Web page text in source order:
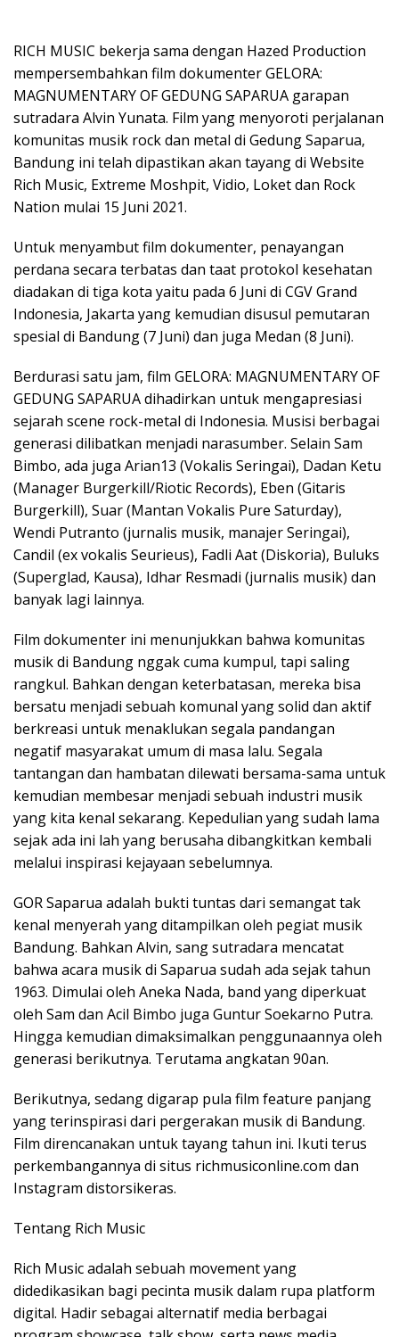
RICH MUSIC bekerja sama dengan Hazed Production
mempersembahkan film dokumenter GELORA:
MAGNUMENTARY OF GEDUNG SAPARUA garapan
sutradara Alvin Yunata. Film yang menyoroti perjalanan
komunitas musik rock dan metal di Gedung Saparua,
Bandung ini telah dipastikan akan tayang di Website
Rich Music, Extreme Moshpit, Vidio, Loket dan Rock
Nation mulai 15 Juni 2021.
Untuk menyambut film dokumenter, penayangan
perdana secara terbatas dan taat protokol kesehatan
diadakan di tiga kota yaitu pada 6 Juni di CGV Grand
Indonesia, Jakarta yang kemudian disusul pemutaran
spesial di Bandung (7 Juni) dan juga Medan (8 Juni).
Berdurasi satu jam, film GELORA: MAGNUMENTARY OF
GEDUNG SAPARUA dihadirkan untuk mengapresiasi
sejarah scene rock-metal di Indonesia. Musisi berbagai
generasi dilibatkan menjadi narasumber. Selain Sam
Bimbo, ada juga Arian13 (Vokalis Seringai), Dadan Ketu
(Manager Burgerkill/Riotic Records), Eben (Gitaris
Burgerkill), Suar (Mantan Vokalis Pure Saturday),
Wendi Putranto (jurnalis musik, manajer Seringai),
Candil (ex vokalis Seurieus), Fadli Aat (Diskoria), Buluks
(Superglad, Kausa), Idhar Resmadi (jurnalis musik) dan
banyak lagi lainnya.
Film dokumenter ini menunjukkan bahwa komunitas
musik di Bandung nggak cuma kumpul, tapi saling
rangkul. Bahkan dengan keterbatasan, mereka bisa
bersatu menjadi sebuah komunal yang solid dan aktif
berkreasi untuk menaklukan segala pandangan
negatif masyarakat umum di masa lalu. Segala
tantangan dan hambatan dilewati bersama-sama untuk
kemudian membesar menjadi sebuah industri musik
yang kita kenal sekarang. Kepedulian yang sudah lama
sejak ada ini lah yang berusaha dibangkitkan kembali
melalui inspirasi kejayaan sebelumnya.
GOR Saparua adalah bukti tuntas dari semangat tak
kenal menyerah yang ditampilkan oleh pegiat musik
Bandung. Bahkan Alvin, sang sutradara mencatat
bahwa acara musik di Saparua sudah ada sejak tahun
1963. Dimulai oleh Aneka Nada, band yang diperkuat
oleh Sam dan Acil Bimbo juga Guntur Soekarno Putra.
Hingga kemudian dimaksimalkan penggunaannya oleh
generasi berikutnya. Terutama angkatan 90an.
Berikutnya, sedang digarap pula film feature panjang
yang terinspirasi dari pergerakan musik di Bandung.
Film direncanakan untuk tayang tahun ini. Ikuti terus
perkembangannya di situs richmusiconline.com dan
Instagram distorsikeras.
Tentang Rich Music
Rich Music adalah sebuah movement yang
didedikasikan bagi pecinta musik dalam rupa platform
digital. Hadir sebagai alternatif media berbagai